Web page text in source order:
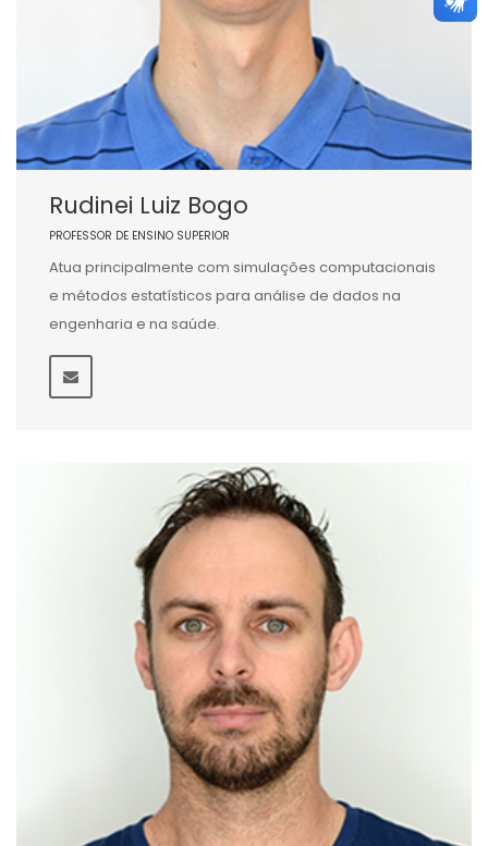
Rudinei Luiz Bogo
PROFESSOR DE ENSINO SUPERIOR
Atua principalmente com simulações computacionais
e métodos estatísticos para análise de dados na
engenharia e na saúde.